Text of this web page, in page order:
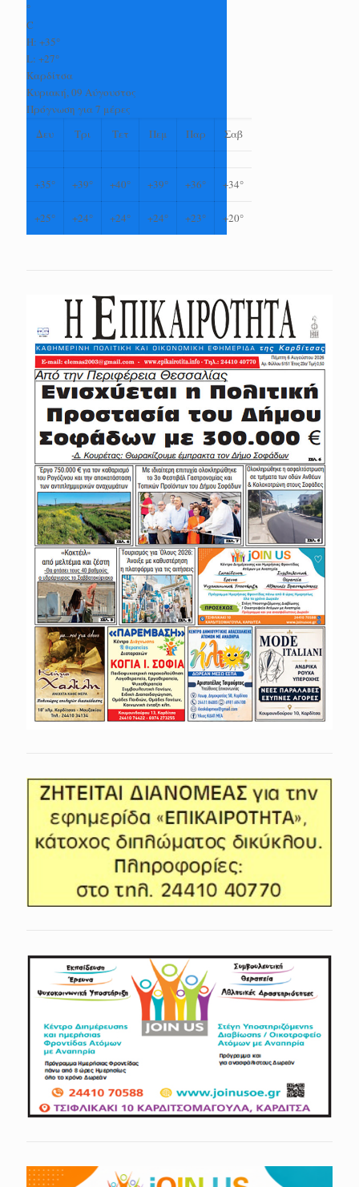
°
C
H: +35°
L: +27°
Καρδίτσα
Κυριακή, 09 Αύγουστος
Πρόγνωση για 7 μέρες
Δευ
Τρι Τετ Πεμ Παρ Σαβ
+35° +39° +40° +39° +36° +34°
+25° +24° +24° +24° +23° +20°